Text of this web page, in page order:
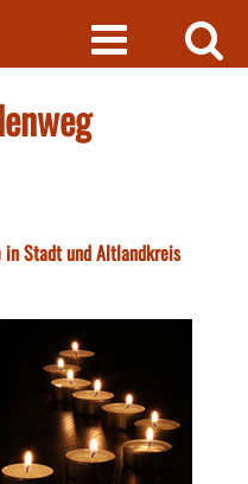
in Stadt und Altlandkreis